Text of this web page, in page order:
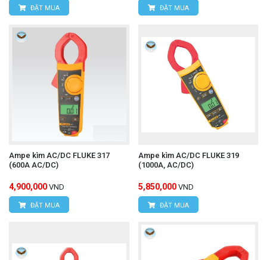
ĐẶT MUA ĐẶT MUA
Ampe kìm AC/DC FLUKE 317
(600A AC/DC)
4,900,000 VND
ĐẶT MUA
Ampe kìm AC/DC FLUKE 319
(1000A, AC/DC)
5,850,000 VND
ĐẶT MUA